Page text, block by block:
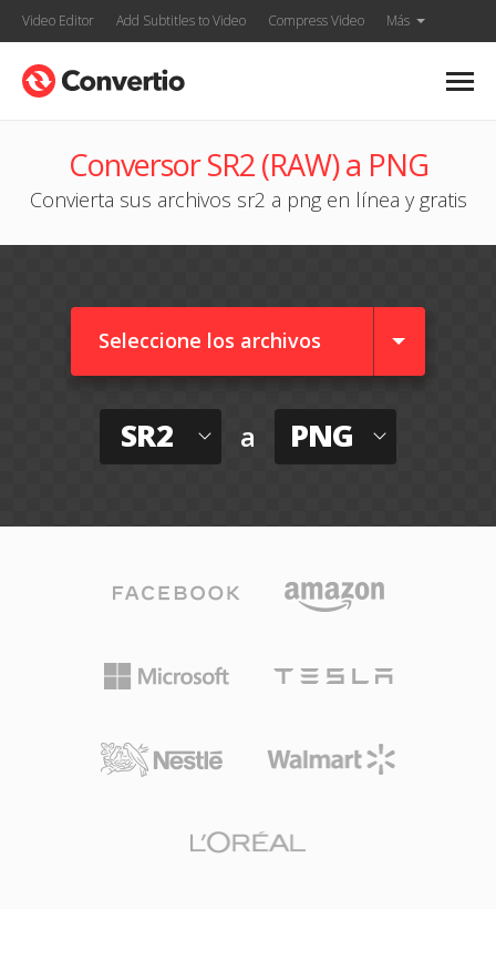
Video Editor Add Subtitles to Video Compress Video Más
Conversor SR2 (RAW) a PNG
Convierta sus archivos sr2 a png en línea y gratis
Seleccione los archivos
SR2 a PNG